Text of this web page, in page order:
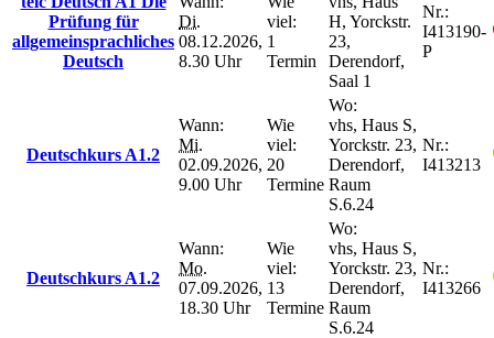
Prüfung für
allgemeinsprachliches
Deutsch
Di.
08.12.2026,
8.30 Uhr
viel:
1
Termin
H, Yorckstr.
23,
Derendorf,
Saal 1
Nr.:
I413190-
P
Deutschkurs A1.2
Wann:
Mi.
02.09.2026,
9.00 Uhr
Wie
viel:
20
Termine
Wo:
vhs, Haus S,
Yorckstr. 23,
Derendorf,
Raum
S.6.24
Nr.:
I413213
Deutschkurs A1.2
Wann:
Mo.
07.09.2026,
18.30 Uhr
Wie
viel:
13
Termine
Wo:
vhs, Haus S,
Yorckstr. 23,
Derendorf,
Raum
S.6.24
Nr.:
I413266